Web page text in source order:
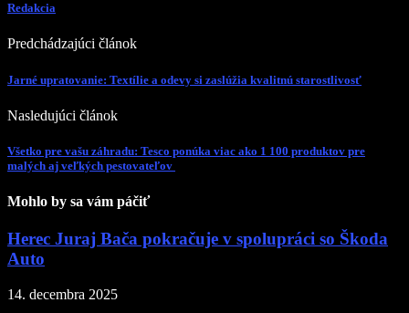
Redakcia
Predchádzajúci článok
Jarné upratovanie: Textílie a odevy si zaslúžia kvalitnú starostlivosť
Nasledujúci článok
Všetko pre vašu záhradu: Tesco ponúka viac ako 1 100 produktov pre
malých aj veľkých pestovateľov
Mohlo by sa vám páčiť
Herec Juraj Bača pokračuje v spolupráci so Škoda
Auto
14. decembra 2025